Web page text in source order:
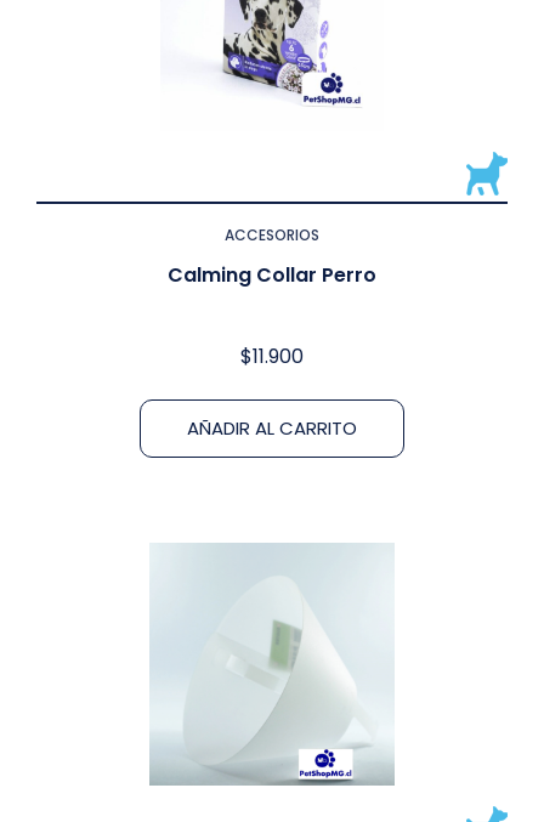
ACCESORIOS
Calming Collar Perro
$11.900
AÑADIR AL CARRITO